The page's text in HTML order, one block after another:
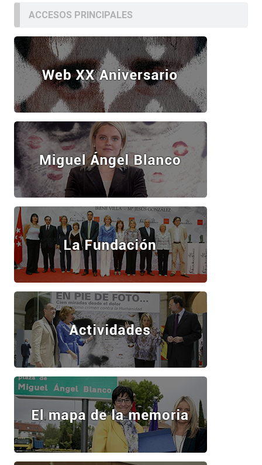
ACCESOS PRINCIPALES